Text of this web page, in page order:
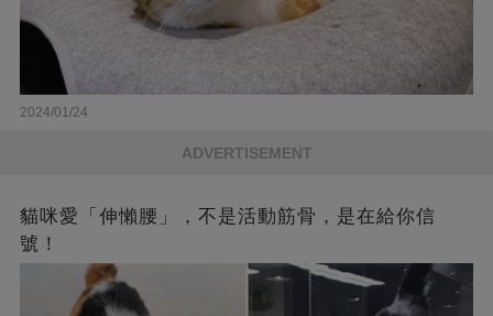
2024/01/24
ADVERTISEMENT
貓咪愛「伸懶腰」，不是活動筋骨，是在給你信
號！